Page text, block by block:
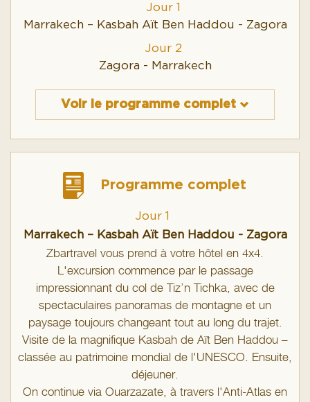
Jour 1
Marrakech – Kasbah Aït Ben Haddou - Zagora
Jour 2
Zagora - Marrakech
Voir le programme complet
Programme complet
Jour 1
Marrakech – Kasbah Aït Ben Haddou - Zagora
Zbartravel vous prend à votre hôtel en 4x4.
L'excursion commence par le passage
impressionnant du col de Tiz’n Tichka, avec de
spectaculaires panoramas de montagne et un
paysage toujours changeant tout au long du trajet.
Visite de la magnifique Kasbah de Aït Ben Haddou –
classée au patrimoine mondial de l'UNESCO. Ensuite,
déjeuner.
On continue via Ouarzazate, à travers l'Anti-Atlas en